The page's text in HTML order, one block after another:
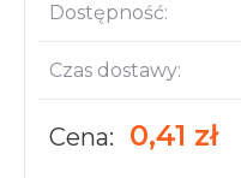
Dostępność:
Czas dostawy:
Cena: 0,41 zł